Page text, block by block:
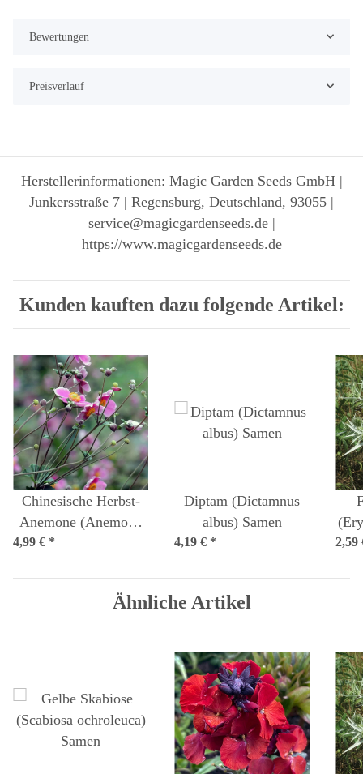
Bewertungen
Preisverlauf
Herstellerinformationen: Magic Garden Seeds GmbH |
Junkersstraße 7 | Regensburg, Deutschland, 93055 |
service@magicgardenseeds.de |
https://www.magicgardenseeds.de
Kunden kauften dazu folgende Artikel:
Chinesische Herbst-
Anemone (Anemone
hupehensis var.
4,99 € *
Diptam (Dictamnus
albus) Samen
4,19 € * 2,59
Ähnliche Artikel